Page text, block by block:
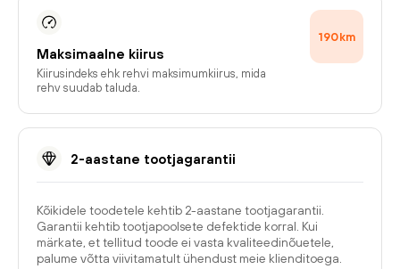
Maksimaalne kiirus
Kiirusindeks ehk rehvi maksimumkiirus, mida
rehv suudab taluda.
190km
2-aastane tootjagarantii
Kõikidele toodetele kehtib 2-aastane tootjagarantii.
Garantii kehtib tootjapoolsete defektide korral. Kui
märkate, et tellitud toode ei vasta kvaliteedinõuetele,
palume võtta viivitamatult ühendust meie klienditoega.